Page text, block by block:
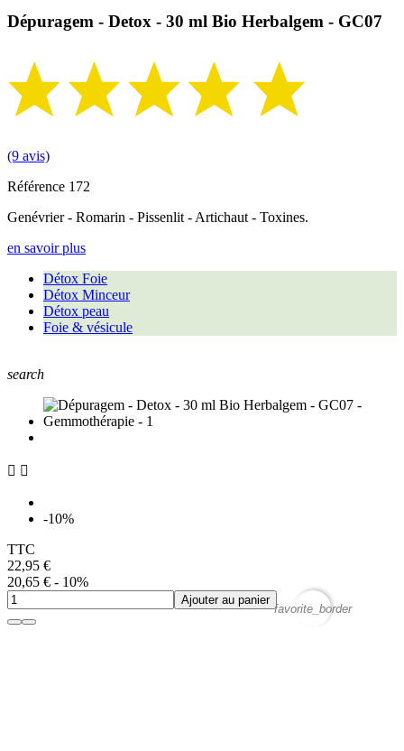
Dépuragem - Detox - 30 ml Bio Herbalgem - GC07
(9 avis)
Référence 172
Genévrier - Romarin - Pissenlit - Artichaut - Toxines.
en savoir plus
Détox Foie
Détox Minceur
Détox peau
Foie & vésicule
search
 
-10%
TTC
22,95 €
20,65 € - 10%
Ajouter au panier
favorite_border